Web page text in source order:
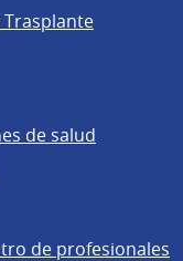
de salud
de profesionales